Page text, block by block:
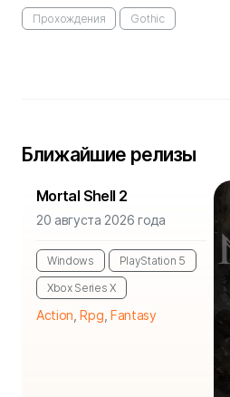
Прохождения Gothic
Ближайшие релизы
Mortal Shell 2
20 августа 2026 года
Windows PlayStation 5
Xbox Series X
Action ,Rpg Fantasy